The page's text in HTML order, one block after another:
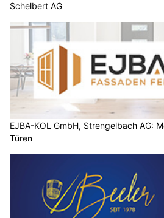
Schelbert AG
EJBA-KOL GmbH, Strengelbach AG:
Türen